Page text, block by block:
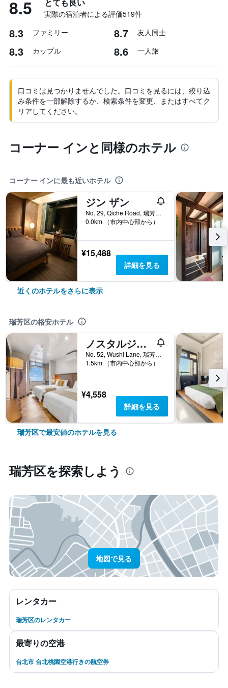
8.5 実際の宿泊者による評価519​件
8.3 ファミリー 8.7 友人同士
8.3 カップル 8.6 一人旅
口コミは見つかりませんでした。口コミを見るには、絞り込
み条件を一部解除するか、検索条件を変更、またはすべてク
リアしてください。
コーナー インと同様のホテル
コーナー インに最も近いホテル
ジン ザン
No. 29, Qiche Road, 瑞芳区, 台湾
0.0km （市内中心部から）
¥15,488
詳細を見る
近くのホテルをさらに表示
瑞芳区の格安ホテル
ノスタルジックイン (九份緣憶)
No. 52, Wushi Lane, 瑞芳区, 台湾
1.5km （市内中心部から）
¥4,558
詳細を見る
瑞芳区で最安値のホテルを見る
瑞芳区​を探索しよう
地図で見る
レンタカー
瑞芳区のレンタカー
最寄りの空港
台北市 台北桃園空港行きの航空券